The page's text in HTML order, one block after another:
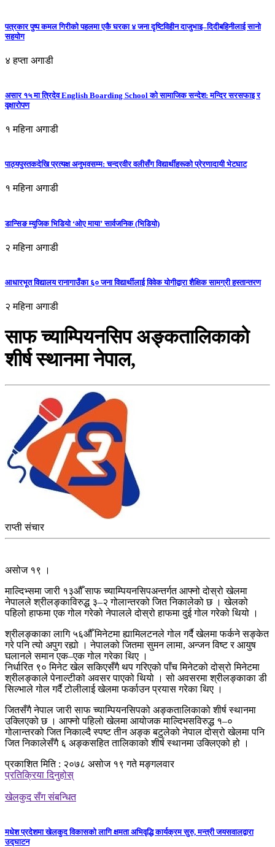
पत्रकार पुष्प कमल गिरीको पहलमा एकै घरका ४ जना दृष्टिविहीन दाजुभाइ–दिदीबहिनीलाई सानो
सहयोग
४ हप्ता अगाडी
असार १५ मा त्रिदेव English Boarding School को सामाजिक सन्देश: मन्दिर सरसफाइ र
वृक्षारोपण
१ महिना अगाडी
पाठ्यपुस्तकदेखि प्रत्यक्ष अनुभवसम्म: चन्द्रवीर वलीसँग विद्यार्थीहरूको प्रेरणादायी भेटघाट
१ महिना अगाडी
डान्सिङ म्युजिक भिडियो ‘ओए माया’ सार्वजनिक (भिडियो)
२ महिना अगाडी
आधारभूत विद्यालय रानागाउँका ६० जना विद्यार्थीलाई विवेक योगीद्वारा शैक्षिक सामग्री हस्तान्तरण
२ महिना अगाडी
साफ च्याम्पियनसिप अङ्कतालिकाको
शीर्ष स्थानमा नेपाल,
राप्ती संचार
असोज १९ ।
माल्दिभ्समा जारी १३औँ साफ च्याम्पियनसिपअन्तर्गत आफ्नो दोस्रो खेलमा
नेपालले श्रीलङ्काविरुद्ध ३–२ गोलान्तरको जित निकालेको छ । खेलको
पहिलो हाफमा एक गोल गरेको नेपालले दोस्रो हाफमा दुई गोल गरेको थियो ।
श्रीलङ्काका लागि ५६औँ मिनेटमा ह्यामिलटनले गोल गर्दै खेलमा फर्कने सङ्केत
गरे पनि त्यो अपुग रह्यो । नेपालको जितमा सुमन लामा, अन्जन विष्ट र आयुष
घलानले समान एक–एक गोल गरेका थिए ।
निर्धारित ९० मिनेट खेल सकिएसँगै थप गरिएको पाँच मिनेटको दोस्रो मिनेटमा
श्रीलङ्काले पेनाल्टीको अवसर पाएको थियो । सो अवसरमा श्रीलङ्काका डी
सिल्भाले गोल गर्दै टोलीलाई खेलमा फर्काउन प्रयास गरेका थिए ।
जितसँगै नेपाल जारी साफ च्याम्पियनसिपको अङ्कतालिकाको शीर्ष स्थानमा
उक्लिएको छ । आफ्नो पहिलो खेलमा आयोजक माल्दिभसविरुद्ध १–०
गोलान्तरको जित निकाल्दै स्पष्ट तीन अङ्क बटुलेको नेपाल दोस्रो खेलमा पनि
जित निकालेसँगै ६ अङ्कसहित तालिकाको शीर्ष स्थानमा उक्लिएको हो ।
प्रकाशित मिति : २०७८ असोज १९ गते मङ्गलवार
प्रतिक्रिया दिनुहोस्
खेलकुद सँग संबन्धित
मधेश प्रदेशमा खेलकुद विकासको लागि क्षमता अभिवृद्धि कार्यक्रम सुरु, मन्त्री जयसवालद्वारा
उद्घाटन